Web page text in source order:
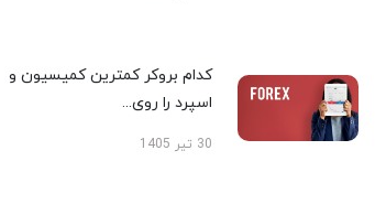
کدام بروکر کمترین کمیسیون و
اسپرد را روی...
30 تیر 1405